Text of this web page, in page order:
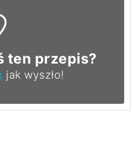
ten przepis?
jak wyszło!